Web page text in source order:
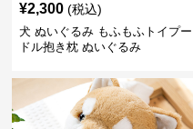
¥2,300 (税込)
犬 ぬいぐるみ もふもふトイプー
ドル抱き枕 ぬいぐるみ